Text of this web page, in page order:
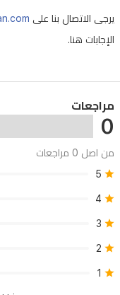
يرجى الاتصال بنا على
الإجابات هنا.
مراجعات
0
من اصل 0 مراجعات
5
4
3
2
1